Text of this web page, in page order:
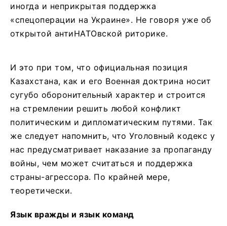
иногда и неприкрытая поддержка
«спецоперации на Украине». Не говоря уже об
открытой антиНАТОвской риторике.
И это при том, что официальная позиция
Казахстана, как и его Военная доктрина носит
сугубо оборонительный характер и строится
на стремлении решить любой конфликт
политическим и дипломатическим путями. Так
же следует напомнить, что Уголовный кодекс у
нас предусматривает наказание за пропаганду
войны, чем может считаться и поддержка
страны-агрессора. По крайней мере,
теоретически.
Язык вражды и язык команд